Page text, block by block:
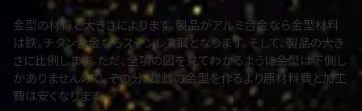
金型の材料と大きさによります。製品がアルミ合金なら金型材料
は鉄。チタン合金ならステンレス鋼となります。そして、製品の大き
さに比例します。ただ、全項の図を見てわかるように金型は下側し
かありませんので、その分、雄雌の金型を作るより原材料費と加工
費は安くなります。